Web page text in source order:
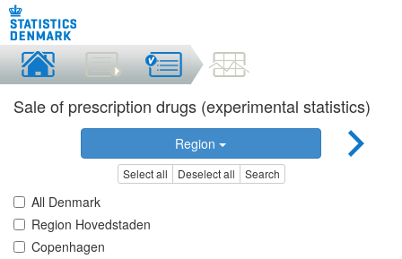
Sale of prescription drugs (experimental statistics)
Region
Select all Deselect all Search
All Denmark
Region Hovedstaden
Copenhagen